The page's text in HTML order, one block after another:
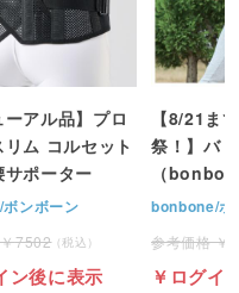
様からも好評です。
長時間着用できま
ーアル品】プロ
ム コルセット
サポーター
ンボーン
7502
ン後に表示
【8/21ま
祭！】バ
（
bonbone/ボ
ログイ